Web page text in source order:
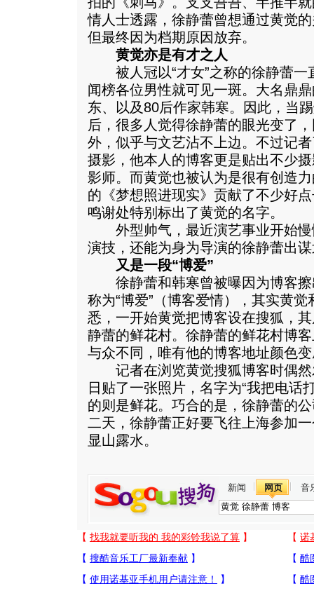
情人士透露，徐静蕾曾想通过黄觉
但最终因为档期原因放弃。
黄觉亦是有才之人
被人冠以“才女”之称的徐静蕾一
闻榜各位男性就可见一斑。大名鼎
东、以及80后作家韩寒。因此，当
后，很多人觉得徐静蕾的眼光变了
外，似乎与文艺沾不上边。不过记
摄影，他本人的博客更是贴出不少
影师。而黄觉也被认为是很有创造
的《梦想照进现实》贡献了不少好
鸣谢处特别标出了黄觉的名字。
外型帅气，最近演艺事业开始慢
演技，还能为身为导演的徐静蕾出
又是一段“博爱”
徐静蕾和韩寒曾被曝因为博客擦
称为“博爱”（博客爱情），其实黄
悉，一开始黄觉把博客设在搜狐，
静蕾的鲜花村。徐静蕾的鲜花村博
与众不同，唯有他的博客地址颜色
记者在浏览黄觉搜狐博客时偶然
日贴了一张照片，名字为“我把电话
的则是鲜花。巧合的是，徐静蕾的
二天，徐静蕾正好要飞往上海参加
显山露水。
新闻 网页 音